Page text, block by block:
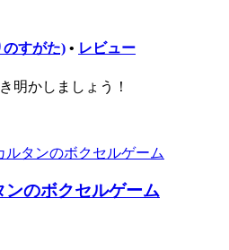
のすがた) • レビュー
明かしましょう！
ンのボクセルゲーム